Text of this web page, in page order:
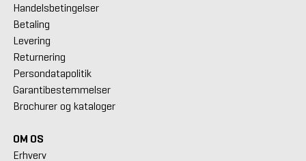
Handelsbetingelser
Betaling
Levering
Returnering
Persondatapolitik
Garantibestemmelser
Brochurer og kataloger
OM OS
Erhverv